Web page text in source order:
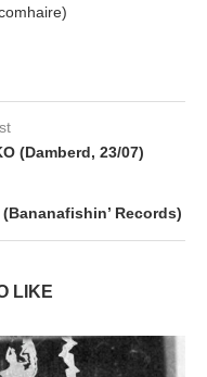
(Damberd, 23/07)
Records)
LIKE